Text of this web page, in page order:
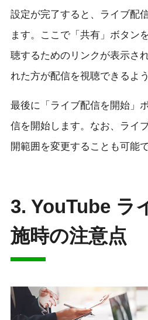
設定が完了すると、ライブ配
ます。ここで「共有」ボタン
聴するためのリンクが表示さ
れた方が配信を視聴できるよ
最後に「ライブ配信を開始」
信を開始します。なお、ライ
開範囲を変更することも可能で
3. YouTube ラ
施時の注意点